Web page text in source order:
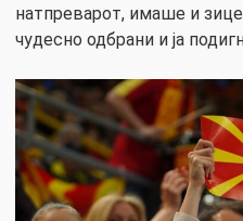
натпреварот, имаше и
чудесно одбрани и ја